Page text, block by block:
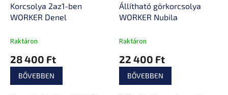
Korcsolya 2az1-ben
WORKER Denel
Raktáron
28 400 Ft
BŐVEBBEN
Állítható görkorcsolya
WORKER Nubila
Raktáron
22 400 Ft
BŐVEBBEN